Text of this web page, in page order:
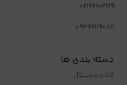
02166102619
09366119082
دسته بندی ها
کالای دیجیتال